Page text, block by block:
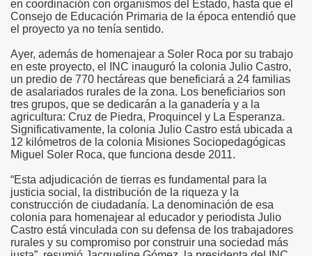
en coordinación con organismos del Estado, hasta que el
Consejo de Educación Primaria de la época entendió que
el proyecto ya no tenía sentido.
Ayer, además de homenajear a Soler Roca por su trabajo
en este proyecto, el INC inauguró la colonia Julio Castro,
un predio de 770 hectáreas que beneficiará a 24 familias
de asalariados rurales de la zona. Los beneficiarios son
tres grupos, que se dedicarán a la ganadería y a la
agricultura: Cruz de Piedra, Proquincel y La Esperanza.
Significativamente, la colonia Julio Castro está ubicada a
12 kilómetros de la colonia Misiones Sociopedagógicas
Miguel Soler Roca, que funciona desde 2011.
“Esta adjudicación de tierras es fundamental para la
justicia social, la distribución de la riqueza y la
construcción de ciudadanía. La denominación de esa
colonia para homenajear al educador y periodista Julio
Castro está vinculada con su defensa de los trabajadores
rurales y su compromiso por construir una sociedad más